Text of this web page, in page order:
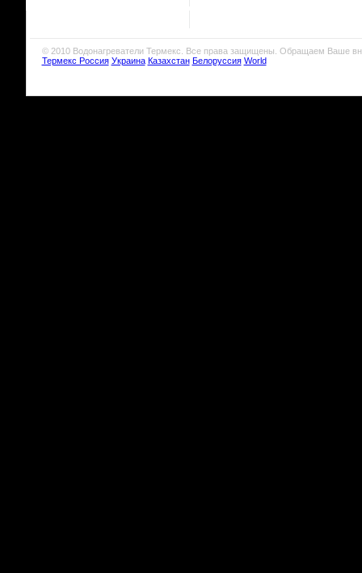
© 2010 Водонагреватели Термекс. Все права защищены. Обращаем Ваше
Термекс Россия Украина Казахстан Белоруссия World